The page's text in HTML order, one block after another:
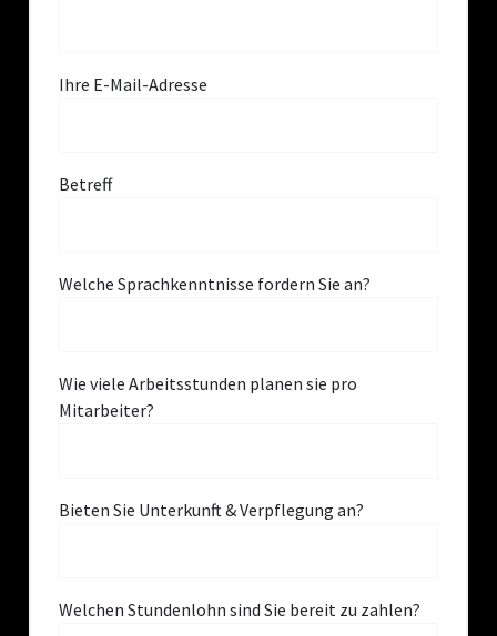
Ihre E-Mail-Adresse
Betreff
Welche Sprachkenntnisse fordern Sie an?
Wie viele Arbeitsstunden planen sie pro
Mitarbeiter?
Bieten Sie Unterkunft & Verpflegung an?
Welchen Stundenlohn sind Sie bereit zu zahlen?